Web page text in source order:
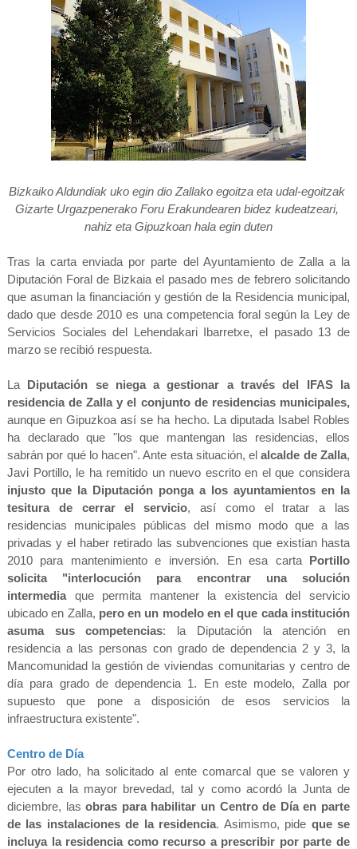
Bizkaiko Aldundiak uko egin dio Zallako egoitza eta udal-egoitzak
Gizarte Urgazpenerako Foru Erakundearen bidez kudeatzeari,
nahiz eta Gipuzkoan hala egin duten
Tras la carta enviada por parte del Ayuntamiento de Zalla a la
Diputación Foral de Bizkaia el pasado mes de febrero solicitando
que asuman la financiación y gestión de la Residencia municipal,
dado que desde 2010 es una competencia foral según la Ley de
Servicios Sociales del Lehendakari Ibarretxe, el pasado 13 de
marzo se recibió respuesta.
La Diputación se niega a gestionar a través del IFAS la
residencia de Zalla y el conjunto de residencias municipales,
aunque en Gipuzkoa así se ha hecho. La diputada Isabel Robles
ha declarado que "los que mantengan las residencias, ellos
sabrán por qué lo hacen". Ante esta situación, elalcalde de Zalla,
Javi Portillo, le ha remitido un nuevo escrito en el que considera
injusto que la Diputación ponga a los ayuntamientos en la
tesitura de cerrar el servicio, así como el tratar a las
residencias municipales públicas del mismo modo que a las
privadas y el haber retirado las subvenciones que existían hasta
2010 para mantenimiento e inversión. En esa carta Portillo
solicita "interlocución para encontrar una solución
intermediaque permita mantener la existencia del servicio
ubicado en Zalla, pero en un modelo en el que cada institución
asuma sus competencias: la Diputación la atención en
residencia a las personas con grado de dependencia 2 y 3, la
Mancomunidad la gestión de viviendas comunitarias y centro de
día para grado de dependencia 1. En este modelo, Zalla por
supuesto que pone a disposición de esos servicios la
infraestructura existente".
Centro de Día
Por otro lado, ha solicitado al ente comarcal que se valoren y
ejecuten a la mayor brevedad, tal y como acordó la Junta de
diciembre, lasobras para habilitar un Centro de Día en parte
de las instalaciones de la residencia. Asimismo, pide que se
incluya la residencia como recurso a prescribir por parte de